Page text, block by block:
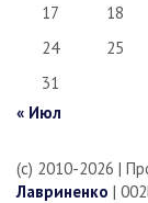
17
18
24
25
31
« Июл
(c) 2010-2026 |
Лавриненко |